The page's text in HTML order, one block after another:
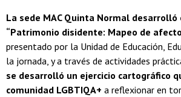
La sede MAC Quinta Normal
“Patrimonio disidente: Mapeo de
presentado por la Unidad de Educación,
la jornada, y a través de actividades
se desarrolló un ejercicio cartográfico
comunidad LGBTIQA+ a reflexionar en